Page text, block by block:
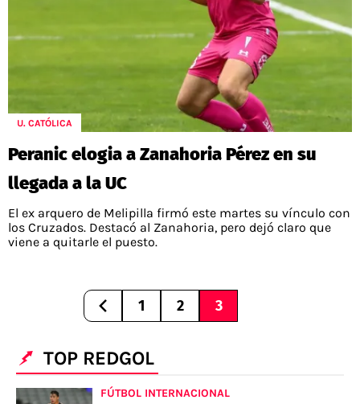
U. CATÓLICA
Peranic elogia a Zanahoria Pérez en su
llegada a la UC
El ex arquero de Melipilla firmó este martes su vínculo con
los Cruzados. Destacó al Zanahoria, pero dejó claro que
viene a quitarle el puesto.
1 2 3
TOP REDGOL
FÚTBOL INTERNACIONAL